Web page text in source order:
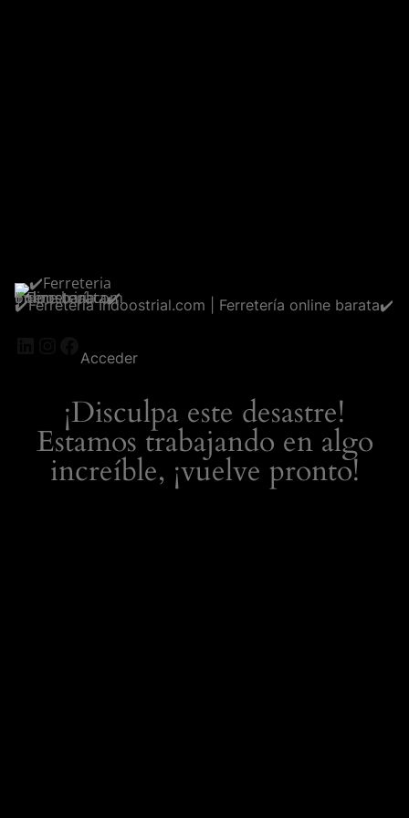
✔️Ferreteria Indoostrial.com | Ferretería online barata✔️
LinkedIn
Instagram
Facebook
Acceder
¡Disculpa este desastre!
Estamos trabajando en algo
increíble, ¡vuelve pronto!